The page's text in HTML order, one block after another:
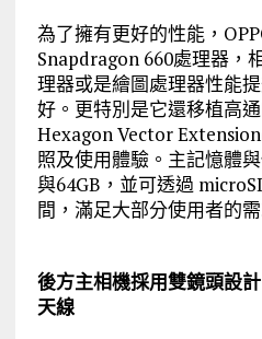
為了擁有更好的性能，
Snapdragon 660處理器，
理器或是繪圖處理器性能
好。更特別是它還移植高
Hexagon Vector
照及使用體驗。主記憶體
與64GB，並可透過
間，滿足大部分使用者的需
後方主相機採用雙鏡頭設
天線